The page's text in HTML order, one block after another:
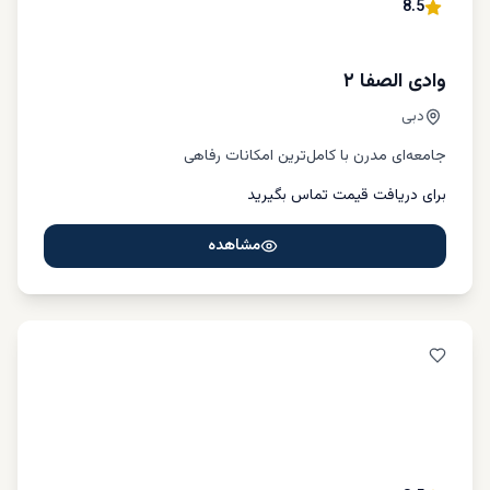
مجموعه‌ای از رستوران‌ها، کافه‌ها و مراکز خرید مدرن است که
منطقه داون‌تاون دبی: قلب تپنده شهری و
مقصدی برای زندگی لوکس
داون‌تاون دبی به عنوان قلب شهر دبی، یکی از مناطق برجسته و
8.5
وادی الصفا ۲
دبی
جامعه‌ای مدرن با کامل‌ترین امکانات رفاهی
برای دریافت قیمت تماس بگیرید
مشاهده